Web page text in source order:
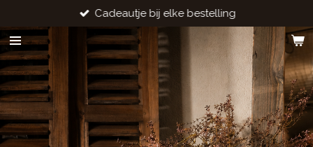
direct
naar
de
hoofdinhoud
Cadeautje bij elke bestelling